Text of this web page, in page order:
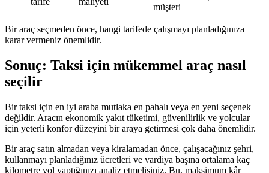
müşteri
Bir araç seçmeden önce, hangi tarifede çalışmayı planladığınıza
karar vermeniz önemlidir.
Sonuç: Taksi için mükemmel araç nasıl
seçilir
Bir taksi için en iyi araba mutlaka en pahalı veya en yeni seçenek
değildir. Aracın ekonomik yakıt tüketimi, güvenilirlik ve yolcular
için yeterli konfor düzeyini bir araya getirmesi çok daha önemlidir.
Bir araç satın almadan veya kiralamadan önce, çalışacağınız şehri,
kullanmayı planladığınız ücretleri ve vardiya başına ortalama kaç
kilometre yol yaptığınızı analiz etmelisiniz. Bu, maksimum kâr